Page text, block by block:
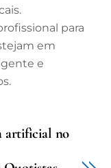
para
em
e
artificial no